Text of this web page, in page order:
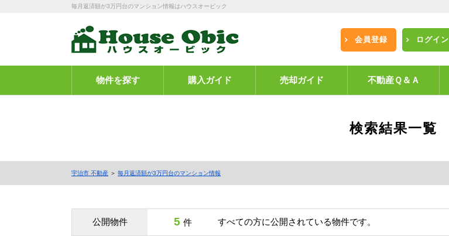
毎月返済額が3万円台のマンション情報はハウスオービック
会員登録 ログイン
物件を探す 購入ガイド 売却ガイド 不動産Ｑ＆Ａ
検索結果一覧
宇治市 不動産 ＞ 毎月返済額が3万円台のマンション情報
公開物件 5 件 すべての方に公開されている物件です。